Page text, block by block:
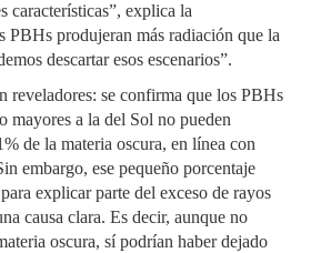
características”, explica la
PBHs produjeran más radiación que la
descartar esos escenarios”.
reveladores: se confirma que los PBHs
mayores a la del Sol no pueden
de la materia oscura, en línea con
embargo, ese pequeño porcentaje
explicar parte del exceso de rayos
causa clara. Es decir, aunque no
oscura, sí podrían haber dejado